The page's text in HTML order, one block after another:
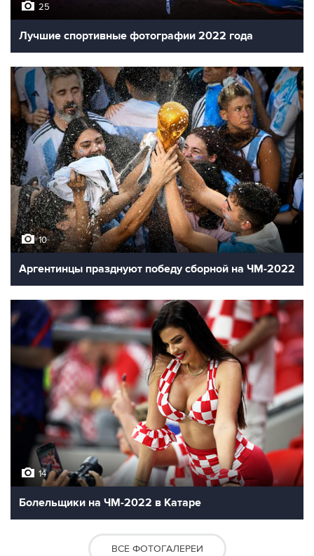
25
Лучшие спортивные фотографии 2022 года
10
Аргентинцы празднуют победу сборной на ЧМ-2022
14
Болельщики на ЧМ-2022 в Катаре
ВСЕ ФОТОГАЛЕРЕИ